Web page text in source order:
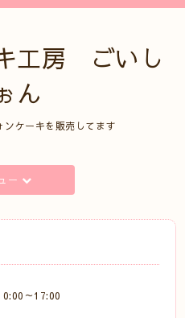
工房 ごいし
ん
ンケーキを販売してます
ー
～17:00